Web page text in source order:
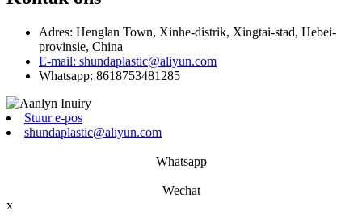
Adres: Henglan Town, Xinhe-distrik, Xingtai-stad, Hebei-
provinsie, China
E-mail: shundaplastic@aliyun.com
Whatsapp: 8618753481285
Stuur e-pos
shundaplastic@aliyun.com
Whatsapp
Wechat
x